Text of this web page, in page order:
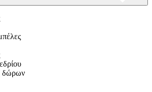
δώρων